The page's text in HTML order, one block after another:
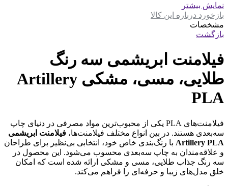
نمایش بیشتر
بازخورد درباره این کالا
مشخصات
بازگشت
فیلامنت ابریشمی سه رنگ
طلایی، مسی، مشکی Artillery
PLA
فیلامنت‌های PLA یکی از محبوب‌ترین مواد مصرفی در دنیای چاپ
سه‌بعدی هستند. در بین انواع مختلف فیلامنت‌ها، فیلامنت ابریشمی
Artillery PLA با رنگ‌بندی خاص خود، انتخابی بی‌نظیر برای طراحان
و علاقه‌مندان به چاپ سه‌بعدی محسوب می‌شود. این محصول در
سه رنگ جذاب طلایی، مسی و مشکی ارائه شده است که امکان
خلق مدل‌های زیبا و حرفه‌ای را فراهم می‌کند.